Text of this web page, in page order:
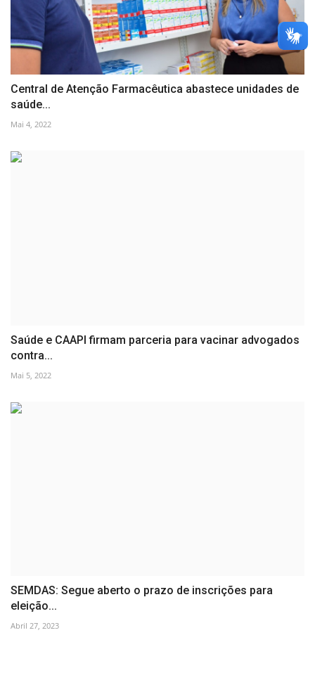
Central de Atenção Farmacêutica abastece unidades de
saúde...
Mai 4, 2022
Saúde e CAAPI firmam parceria para vacinar advogados
contra...
Mai 5, 2022
SEMDAS: Segue aberto o prazo de inscrições para
eleição...
Abril 27, 2023